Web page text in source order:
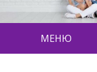
МЕНЮ